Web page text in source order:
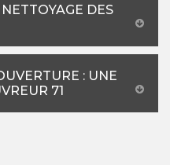
DES
: UNE
71